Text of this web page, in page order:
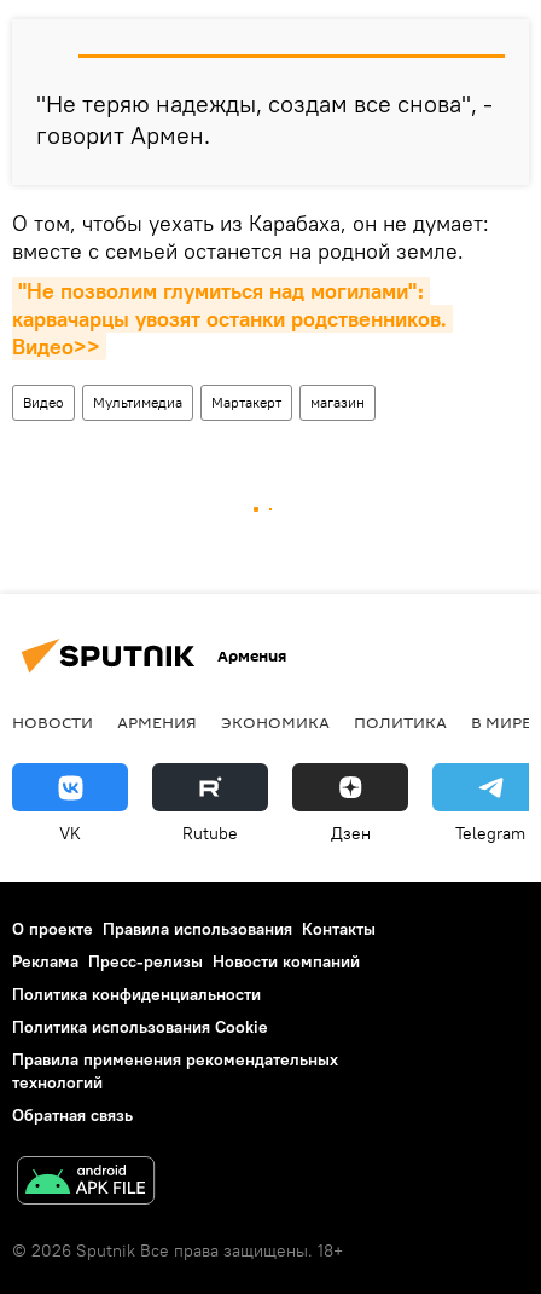
"Не теряю надежды, создам все снова", -
говорит Армен.
О том, чтобы уехать из Карабаха, он не думает:
вместе с семьей останется на родной земле.
"Не позволим глумиться над могилами"։
карвачарцы увозят останки родственников.
Видео>>
Видео Мультимедиа Мартакерт магазин
Армения
НОВОСТИ АРМЕНИЯ ЭКОНОМИКА ПОЛИТИКА В МИРЕ
VK Rutube Дзен Telegram
О проекте Правила использования Контакты
Реклама Пресс-релизы Новости компаний
Политика конфиденциальности
Политика использования Cookie
Правила применения рекомендательных
технологий
Обратная связь
© 2026 Sputnik Все права защищены. 18+